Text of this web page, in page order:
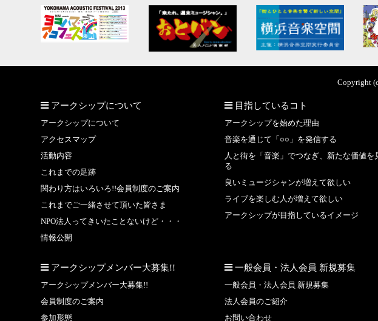
Copyright
アークシップについて
アークシップについて
アクセスマップ
活動内容
これまでの足跡
関わり方はいろいろ!!会員制度のご案内
これまでご一緒させて頂いた皆さま
NPO法人ってきいたことないけど・・・
情報公開
目指しているコト
アークシップを始めた理由
音楽を通じて「○○」を発信する
人と街を「音楽」でつなぎ、新たな価値を
る
良いミュージシャンが増えて欲しい
ライブを楽しむ人が増えて欲しい
アークシップが目指しているイメージ
アークシップメンバー大募集!!
アークシップメンバー大募集!!
会員制度のご案内
参加形態
一般会員・法人会員 新規募集
一般会員・法人会員 新規募集
法人会員のご紹介
お問い合わせ